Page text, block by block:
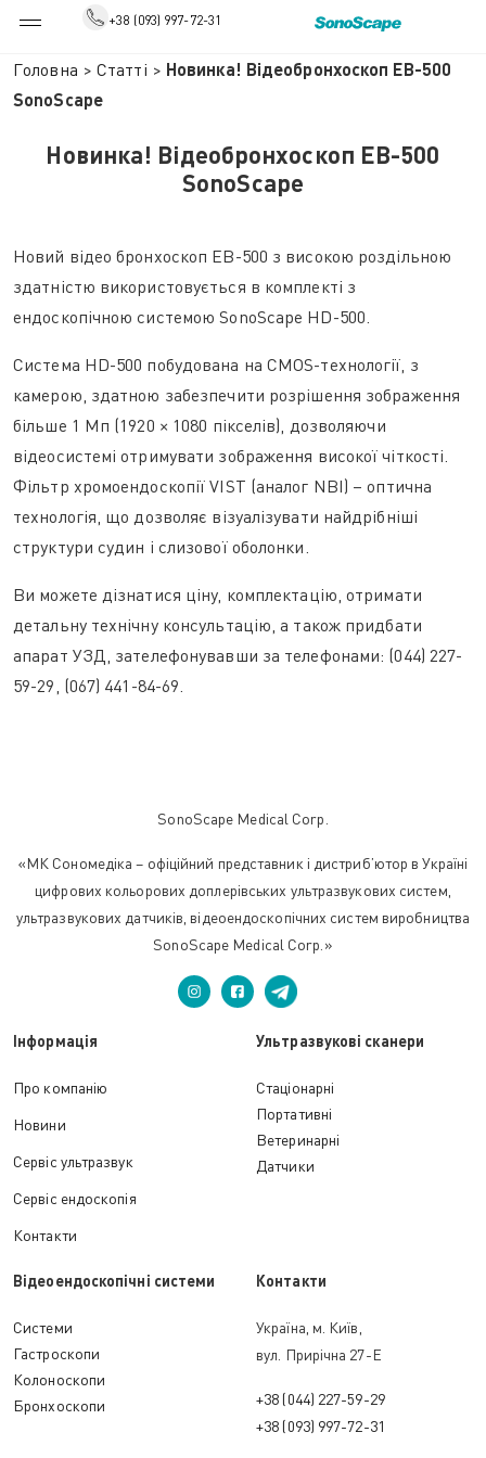
+38 (093) 997-72-31
Головна >Статті > Новинка! Відеобронхоскоп EB-500
SonoScape
Новинка! Відеобронхоскоп EB-500
SonoScape
Новий відео бронхоскоп EB-500 з високою роздільною
здатністю використовується в комплекті з
ендоскопічною системою SonoScape HD-500.
Система HD-500 побудована на CMOS-технології, з
камерою, здатною забезпечити розрішення зображення
більше 1 Мп (1920 × 1080 пікселів), дозволяючи
відеосистемі отримувати зображення високої чіткості.
Фільтр хромоендоскопії VIST (аналог NBI) – оптична
технологія, що дозволяє візуалізувати найдрібніші
структури судин і слизової оболонки.
Ви можете дізнатися ціну, комплектацію, отримати
детальну технічну консультацію, а також придбати
апарат УЗД, зателефонувавши за телефонами: (044) 227-
59-29, (067) 441-84-69.
SonoScape Medical Corp.
«МК Сономедіка – офіційний представник і дистриб’ютор в Україні
цифрових кольорових доплерівських ультразвукових систем,
ультразвукових датчиків, відеоендоскопічних систем виробництва
SonoScape Medical Corp.»
Інформація
Про компанію
Новини
Сервіс ультразвук
Сервіс ендоскопія
Контакти
Ультразвукові сканери
Стаціонарні
Портативні
Ветеринарні
Датчики
Відеоендоскопічні системи
Cистеми
Гастроскопи
Колоноскопи
Бронхоскопи
Контакти
Україна, м. Київ,
вул. Прирічна 27-Е
+38 (044) 227-59-29
+38 (093) 997-72-31